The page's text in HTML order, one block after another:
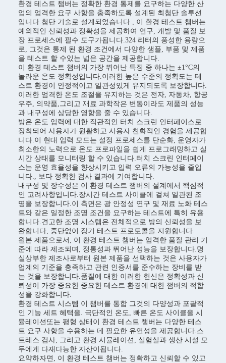
환경 테스트 챔버는 정확한 환경 통제를 요구하는 다양한 산
업의 엄격한 요구 사항을 충족하도록 설계된 최첨단 솔루션
입니다.첨단 기술로 설계되었습니다., 이 환경 테스트 챔버는
예외적인 신뢰성과 정확성을 제공하여 연구, 개발 및 품질 보
장 프로세스에 필수 도구가됩니다.324 리터의 풍성한 용량으
로, 그것은 통제 된 환경 조건에서 다양한 샘플, 부품 및 제품
을 테스트 할 수있는 넓은 공간을 제공합니다.
이 환경 테스트 챔버의 가장 뛰어난 특징 중 하나는 ±1°C의
놀라운 온도 정확성입니다.이러한 높은 수준의 정확도는 테
스트 환경이 안정적이고 일관성있게 유지되도록 보장합니다.
이러한 엄격한 온도 조절을 유지하는 것은 전자, 자동차, 항공
우주, 의약품,그리고 재료 과학작은 변동이라도 제품의 성능
과 내구성에 상당한 영향을 줄 수 있습니다.
방은 온도 입력에 대한 직관적인 터치 스크린 인터페이스로
장착되어 사용자가 원활하고 사용자 친화적인 경험을 제공합
니다.이 현대 입력 모드는 설정 프로세스를 단순화, 운영자가
최소한의 노력으로 온도 프로파일을 쉽게 프로그래밍하고 실
시간 상태를 모니터링 할 수 있습니다.터치 스크린 인터페이
스는 운영 효율성을 향상시키고 입력 오류의 가능성을 줄입
니다., 보다 정확한 검사 결과에 기여합니다.
내구성 및 장수성은 이 환경 테스트 챔버의 설계에서 핵심적
인 고려사항입니다.장시간 테스트 사이클에 걸쳐 일관된 조
명을 보장합니다.이 측면은 광 안정성 연구 및 재료 노화 테스
트와 같은 일정한 조명 조건을 요구하는 테스트에 특히 유용
합니다.견고한 조명 시스템은 전체적으로 방의 신뢰성을 보
완합니다, 중단없이 장기 테스트 프로토콜을 지원합니다.
원본 제품으로서, 이 환경 테스트 챔버는 엄격한 품질 관리 기
준에 따라 제조되며, 정통성과 뛰어난 성능을 보장합니다.명
실상부한 제조사로부터 원본 제품을 선택하는 것은 사용자가
업계의 기준을 충족하고 관련 인증서를 준수하는 장비를 받
는 것을 보장합니다.품질에 대한 이러한 헌신은 정확성과 신
뢰성이 가장 중요한 중요한 테스트 환경에 대한 챔버의 적합
성을 강화합니다.
환경 테스트 시스템 이 챔버를 통합 그것의 다양성과 포괄적
인 기능 세트 혜택을. 극단적인 온도, 빠른 온도 사이클을 시
뮬레이션또는 평형 상태이 환경 테스트 챔버는 다양한 테스
트 요구 사항을 수용하는 데 필요한 유연성을 제공합니다.스
트레스 검사, 그리고 환경 시뮬레이션, 실험실과 생산 시설 모
두에게 다재다능한 자산이됩니다.
요약하자면, 이 환경 테스트 챔버는 정확하고 신뢰할 수 있고